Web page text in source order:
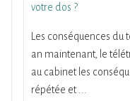
votre dos ?
Les conséquences
an maintenant, le
au cabinet les
répétée et ...